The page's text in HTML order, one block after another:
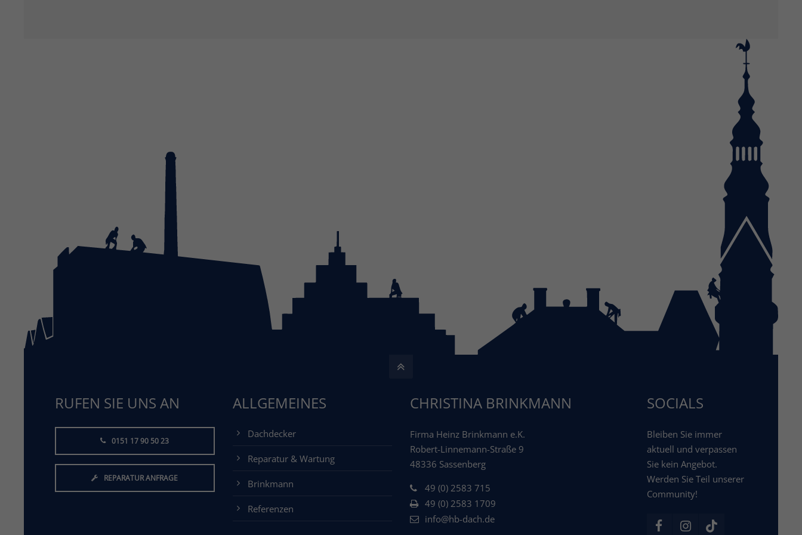
RUFEN SIE UNS AN
0151 17 90 50 23
REPARATUR ANFRAGE
ALLGEMEINES
Dachdecker
Reparatur & Wartung
Brinkmann
Referenzen
CHRISTINA BRINKMANN
Firma Heinz Brinkmann e.K.
Robert-Linnemann-Straße 9
48336 Sassenberg
49 (0) 2583 715
49 (0) 2583 1709
info@hb-dach.de
SOCIALS
Bleiben Sie immer
aktuell und verpassen
Sie kein Angebot.
Werden Sie Teil unserer
Community!